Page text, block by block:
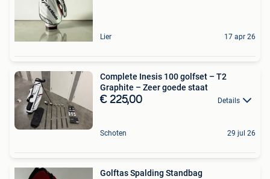
Lier 17 apr 26
Complete Inesis 100 golfset – T2
Graphite – Zeer goede staat
€ 225,00 Details
Schoten 29 jul 26
Golftas Spalding Standbag